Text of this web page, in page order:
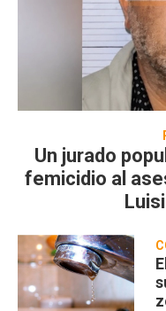
Un jurado
femicidio al